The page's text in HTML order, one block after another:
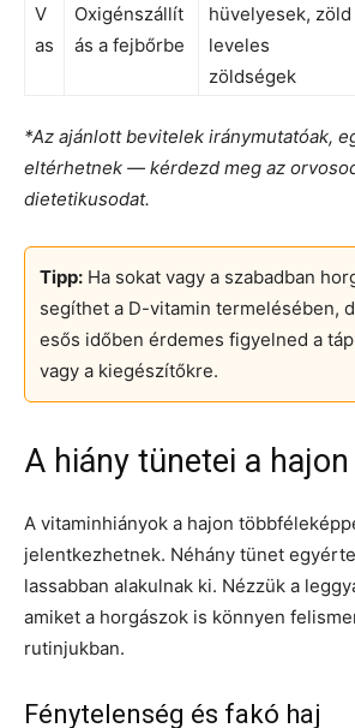
V
as
Oxigénszállít
ás a fejbőrbe
hüvelyesek, zöld
leveles
zöldségek
*Az ajánlott bevitelek iránymutatóak,
eltérhetnek — kérdezd meg az
dietetikusodat.
Tipp: Ha sokat vagy a szabadban
segíthet a D-vitamin termelésében,
esős időben érdemes figyelned a
vagy a kiegészítőkre.
A hiány tünetei a hajon
A vitaminhiányok a hajon
jelentkezhetnek. Néhány tünet
lassabban alakulnak ki. Nézzük a
amiket a horgászok is könnyen
rutinjukban.
Fénytelenség és fakó haj